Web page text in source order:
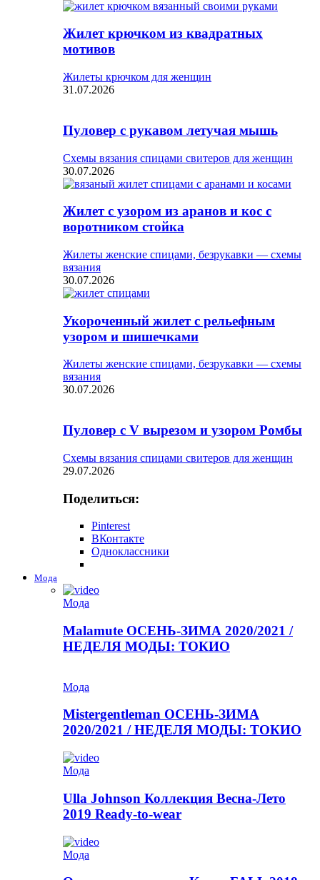
Жилет крючком из квадратных
мотивов
Жилеты крючком для женщин
31.07.2026
Пуловер с рукавом летучая мышь
Схемы вязания спицами свитеров для женщин
30.07.2026
Жилет с узором из аранов и кос с
воротником стойка
Жилеты женские спицами, безрукавки — схемы
вязания
30.07.2026
Укороченный жилет с рельефным
узором и шишечками
Жилеты женские спицами, безрукавки — схемы
вязания
30.07.2026
Пуловер с V вырезом и узором Ромбы
Схемы вязания спицами свитеров для женщин
29.07.2026
Поделиться:
Pinterest
ВКонтакте
Одноклассники
Мода
Мода
Malamute ОСЕНЬ-ЗИМА 2020/2021 /
НЕДЕЛЯ МОДЫ: ТОКИО
Мода
Mistergentleman ОСЕНЬ-ЗИМА
2020/2021 / НЕДЕЛЯ МОДЫ: ТОКИО
Мода
Ulla Johnson Коллекция Весна-Лето
2019 Ready-to-wear
Мода